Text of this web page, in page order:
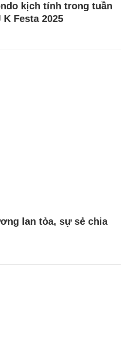
kịch tính trong tuần
K Festa 2025
lan tỏa, sự sẻ chia